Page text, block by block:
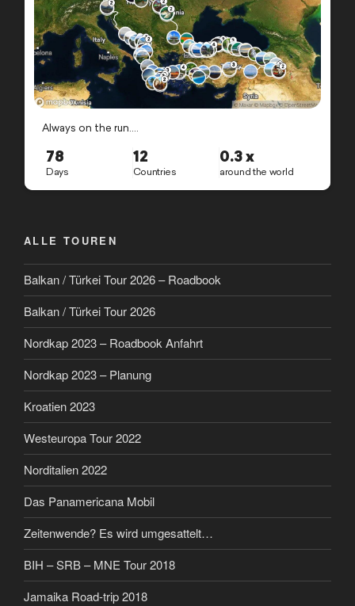
ALLE TOUREN
Balkan / Türkei Tour 2026 – Roadbook
Balkan / Türkei Tour 2026
Nordkap 2023 – Roadbook Anfahrt
Nordkap 2023 – Planung
Kroatien 2023
Westeuropa Tour 2022
Norditalien 2022
Das Panamericana Mobil
Zeitenwende? Es wird umgesattelt…
BIH – SRB – MNE Tour 2018
Jamaika Road-trip 2018